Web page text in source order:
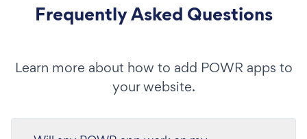
Frequently Asked Questions
Learn more about how to add POWR apps to
your website.